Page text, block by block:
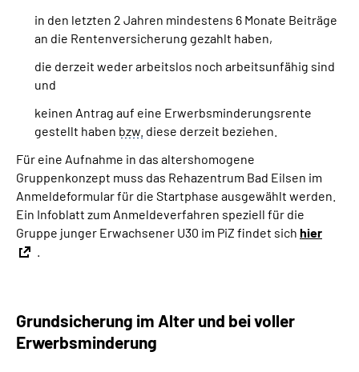
in den letzten 2 Jahren mindestens 6 Monate Beiträge
an die Rentenversicherung gezahlt haben,
die derzeit weder arbeitslos noch arbeitsunfähig sind
und
keinen Antrag auf eine Erwerbsminderungsrente
gestellt haben bzw. diese derzeit beziehen.
Für eine Aufnahme in das altershomogene
Gruppenkonzept muss das Rehazentrum Bad Eilsen im
Anmeldeformular für die Startphase ausgewählt werden.
Ein Infoblatt zum Anmeldeverfahren speziell für die
Gruppe junger Erwachsener U30 im PiZ findet sich hier
Grundsicherung im Alter und bei voller
Erwerbsminderung